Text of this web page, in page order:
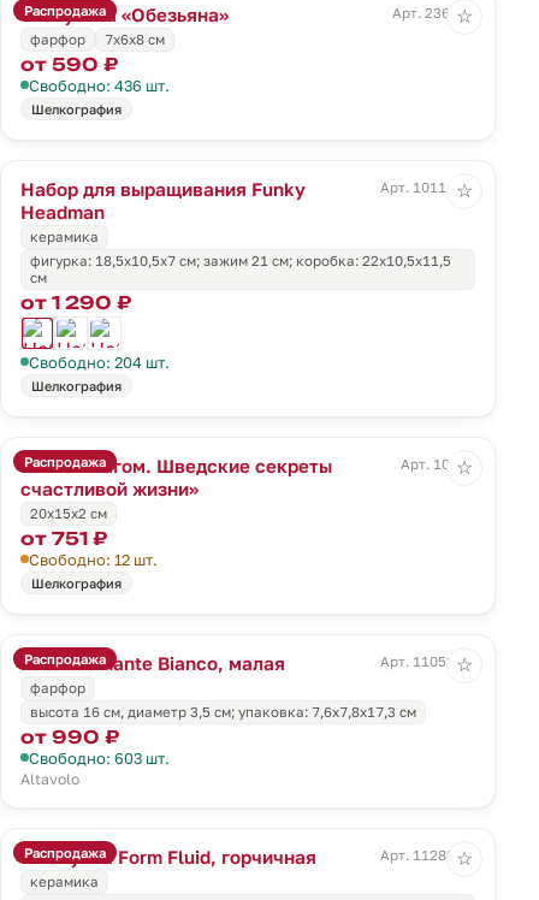
Распродажа
Статуэтка «Обезьяна»
Арт. 236167
фарфор
7х6х8 см
от 590 ₽
Свободно: 436 шт.
Шелкография
☆
Набор для выращивания Funky
Headman
Арт. 10111.01
керамика
фигурка: 18,5х10,5х7 см; зажим 21 см; коробка: 22х10,5х11,5
см
от 1 290 ₽
Свободно: 204 шт.
Шелкография
☆
Распродажа
Книга «Лагом. Шведские секреты
счастливой жизни»
Арт. 10350
20х15х2 см
от 751 ₽
Свободно: 12 шт.
Шелкография
☆
Распродажа
Ваза Diamante Bianco, малая
Арт. 11052.60
фарфор
высота 16 см, диаметр 3,5 см; упаковка: 7,6x7,8x17,3 см
от 990 ₽
Свободно: 603 шт.
Altavolo
☆
Распродажа
Шкатулка Form Fluid, горчичная
Арт. 11289.85
керамика
☆